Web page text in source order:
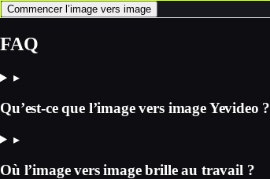
Commencer l’image vers image
FAQ
▸
Qu’est-ce que l’image vers image Yevideo ?
▸
Où l’image vers image brille au travail ?